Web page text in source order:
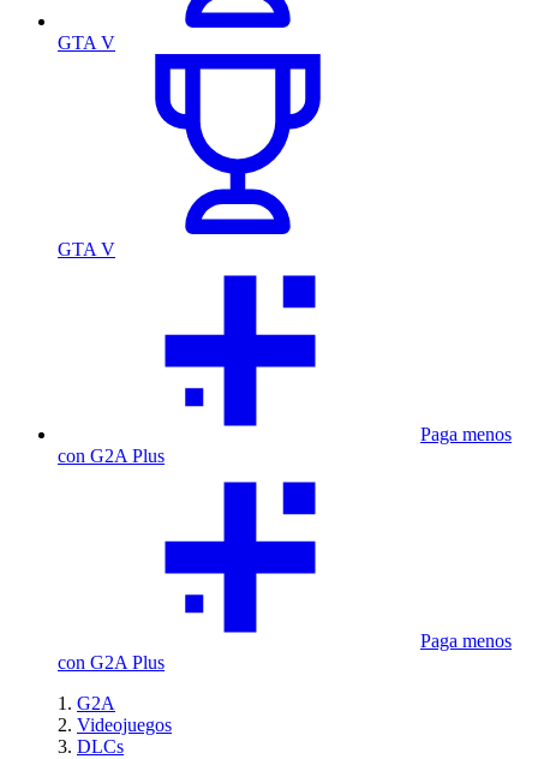
GTA V
GTA V
Paga menos
con G2A Plus
Paga menos
con G2A Plus
G2A
Videojuegos
DLCs